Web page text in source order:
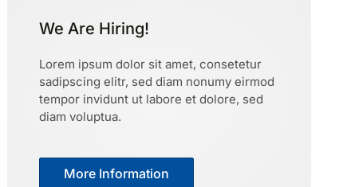
We Are Hiring!
Lorem ipsum dolor sit amet, consetetur
sadipscing elitr, sed diam nonumy eirmod
tempor invidunt ut labore et dolore, sed
diam voluptua.
More Information